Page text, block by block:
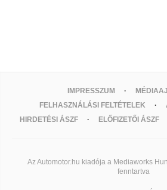
IMPRESSZUM
FELHASZNÁLÁSI FELTÉTELEK
HIRDETÉSI ÁSZF
ELŐFIZETŐI ÁSZF
Az Automotor.hu kiadója a Mediaworks
fenntartva